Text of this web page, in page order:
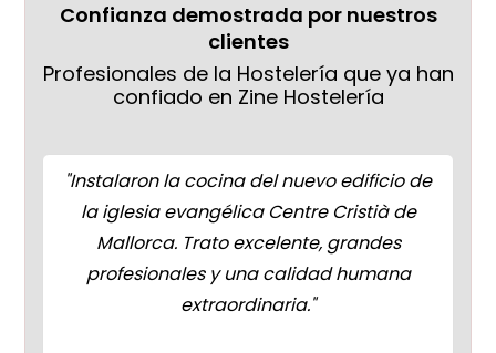
Confianza demostrada por nuestros
clientes
Profesionales de la Hostelería que ya han
confiado en Zine Hostelería
"Instalaron la cocina del nuevo edificio de
la iglesia evangélica Centre Cristià de
Mallorca. Trato excelente, grandes
profesionales y una calidad humana
extraordinaria."